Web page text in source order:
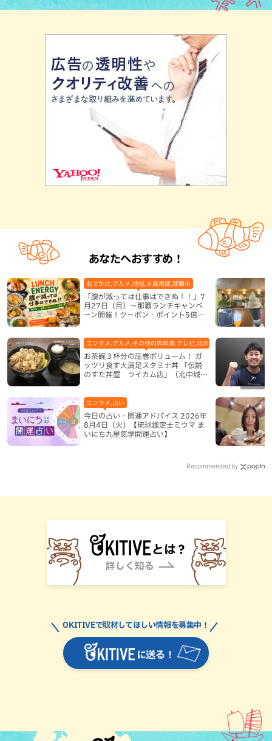
あなたへおすすめ！
「腹が減っては仕事はできぬ！！」7
月27日（月）〜那覇ランチキャンペ
ーン開催！クーポン・ポイント5倍・
おでかけ,グルメ,地域,本島南部,那覇市
お茶碗３杯分の圧巻ボリューム！ ガ
ッツリ食す大満足スタミナ丼 「伝説
のすた丼屋 ライカム店」（北中城
エンタメ,グルメ,その他の肉料理,テレビ,北中城村,地域,本島中部
今日の占い・開運アドバイス 2026年
8月4日（火）【琉球鑑定士ミウマ ま
いにち九星気学開運占い】
エンタメ,占い
Recommended by
に送る！
OKITIVEで取材してほしい情報を募集中！